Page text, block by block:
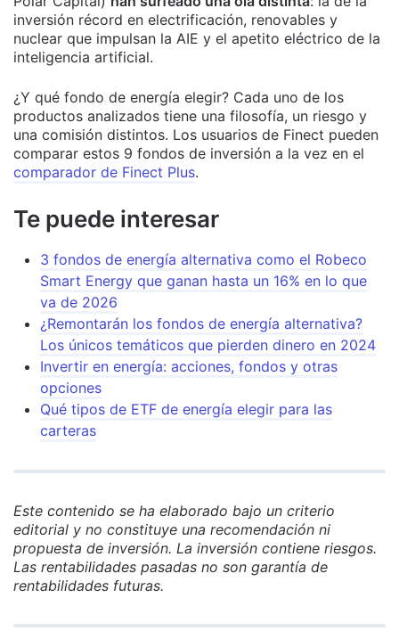
inversión récord en electrificación, renovables y
nuclear que impulsan la AIE y el apetito eléctrico de la
inteligencia artificial.
¿Y qué fondo de energía elegir? Cada uno de los
productos analizados tiene una filosofía, un riesgo y
una comisión distintos. Los usuarios de Finect pueden
comparar estos 9 fondos de inversión a la vez en el
comparador de Finect Plus.
Te puede interesar
3 fondos de energía alternativa como el Robeco
Smart Energy que ganan hasta un 16% en lo que
va de 2026
¿Remontarán los fondos de energía alternativa?
Los únicos temáticos que pierden dinero en 2024
Invertir en energía: acciones, fondos y otras
opciones
Qué tipos de ETF de energía elegir para las
carteras
Este contenido se ha elaborado bajo un criterio
editorial y no constituye una recomendación ni
propuesta de inversión. La inversión contiene riesgos.
Las rentabilidades pasadas no son garantía de
rentabilidades futuras.